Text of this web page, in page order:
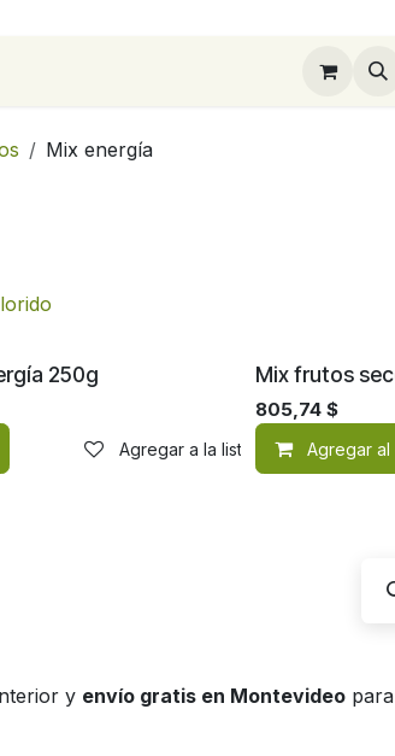
Mix energía
250g
Agregar a la lista de deseos
Mix frutos
805,74$
Agregar al
y envío gratis en Montevideo